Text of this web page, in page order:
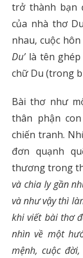
trở thành bạn
của nhà thơ
nhau, cuộc
Du’là tên ghép
chữ Du (trong
Bài thơ như
thân phận
chiến tranh.
đơn quạnh
thương trong
và chia ly gần
và như vậy thì
khi viết bài thơ
nhìn về một
mệnh, cuộc